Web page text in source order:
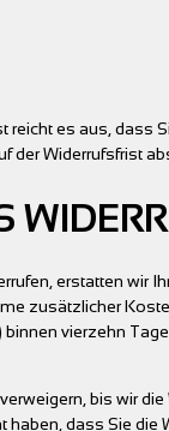
reicht es aus, dass
der Widerrufsfrist
erstatten wir
zusätzlicher
vierzehn
bis wir
haben, dass Sie die